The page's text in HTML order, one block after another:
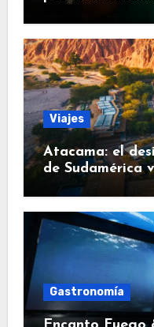
Viajes
Atacama: el
de Sudamérica
los viajeros
Gastronomía